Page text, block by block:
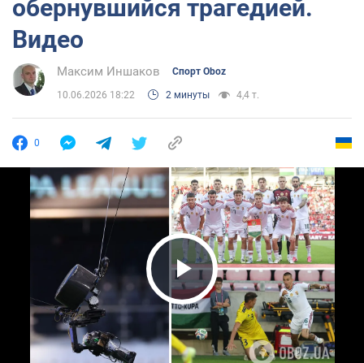
обернувшийся трагедией.
Видео
Максим Иншаков Спорт Oboz
10.06.2026 18:22 2 минуты 4,4 т.
0
Play Video